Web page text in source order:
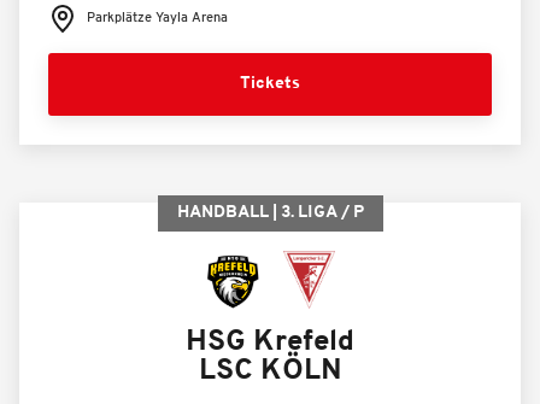
Parkplätze Yayla Arena
Tickets
HANDBALL | 3. LIGA / P
HSG Krefeld
LSC KÖLN